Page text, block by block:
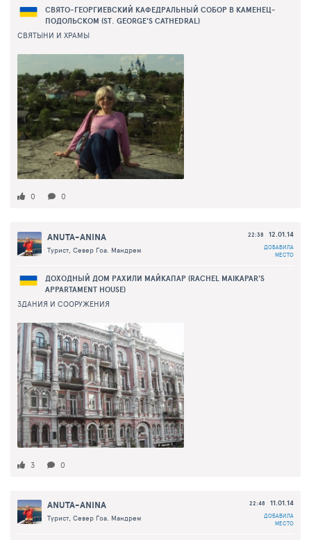
СВЯТО-ГЕОРГИЕВСКИЙ КАФЕДРАЛЬНЫЙ СОБОР В КАМЕНЕЦ-
ПОДОЛЬСКОМ (ST. GEORGE'S CATHEDRAL)
СВЯТЫНИ И ХРАМЫ
0 0
ANUTA-ANINA
Турист, Север Гоа. Мандрем
22:38 12.01.14
ДОБАВИЛА
МЕСТО
ДОХОДНЫЙ ДОМ РАХИЛИ МАЙКАПАР (RACHEL MAIKAPAR'S
APPARTAMENT HOUSE)
ЗДАНИЯ И СООРУЖЕНИЯ
3 0
ANUTA-ANINA
Турист, Север Гоа. Мандрем
22:48 11.01.14
ДОБАВИЛА
МЕСТО